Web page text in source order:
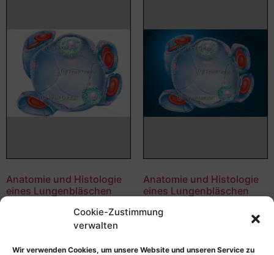
Cookie-Zustimmung
verwalten
Wir verwenden Cookies, um unsere Website und unseren Service zu
Anatomie und Histologie
eines Lungenbläschen
Anatomie und Histologie
eines Lungenbläschen
55,00